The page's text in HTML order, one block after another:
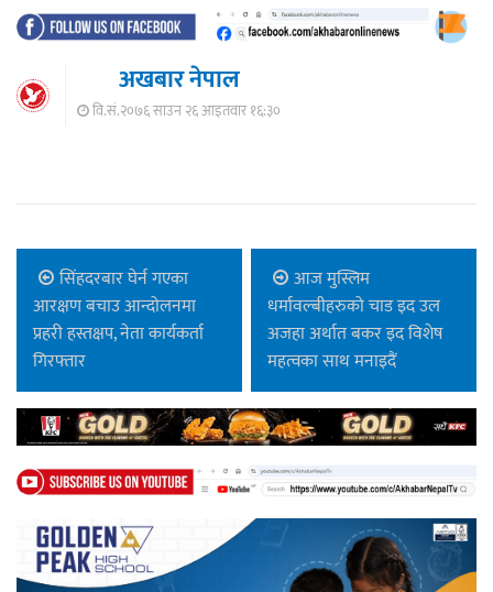
अखबार नेपाल
वि.सं.२०७६ साउन २६ आइतवार १६:३०
सिंहदरबार घेर्न गएका
आरक्षण बचाउ आन्दोलनमा
प्रहरी हस्तक्षप, नेता कार्यकर्ता
गिरफ्तार
आज मुस्लिम
धर्मावल्बीहरुको चाड इद उल
अजहा अर्थात बकर इद विशेष
महत्वका साथ मनाइदैं